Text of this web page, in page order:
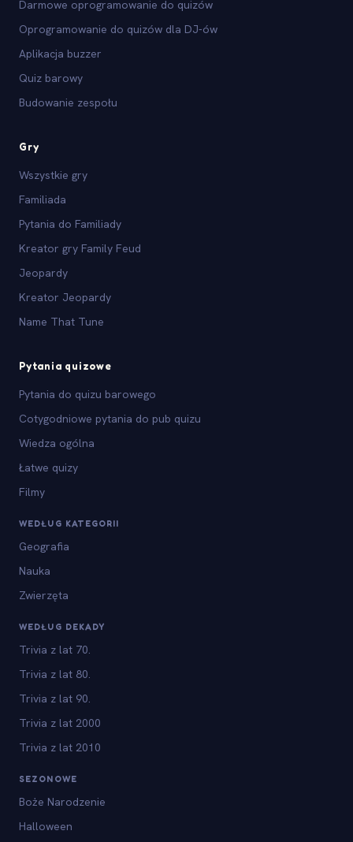
Darmowe oprogramowanie do quizów
Oprogramowanie do quizów dla DJ-ów
Aplikacja buzzer
Quiz barowy
Budowanie zespołu
Gry
Wszystkie gry
Familiada
Pytania do Familiady
Kreator gry Family Feud
Jeopardy
Kreator Jeopardy
Name That Tune
Pytania quizowe
Pytania do quizu barowego
Cotygodniowe pytania do pub quizu
Wiedza ogólna
Łatwe quizy
Filmy
WEDŁUG KATEGORII
Geografia
Nauka
Zwierzęta
WEDŁUG DEKADY
Trivia z lat 70.
Trivia z lat 80.
Trivia z lat 90.
Trivia z lat 2000
Trivia z lat 2010
SEZONOWE
Boże Narodzenie
Halloween